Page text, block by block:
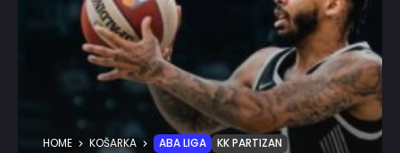
HOME KOŠARKA ABA LIGA KK PARTIZAN